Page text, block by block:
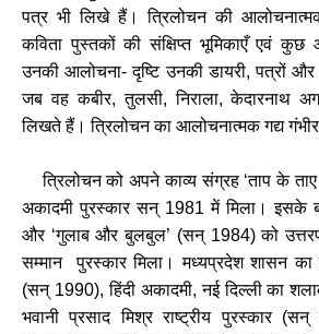
पत्र भी लिखे हैं। त्रिलोचन की
कविता पुस्तकों की संक्षिप्त भूमिकाएँ एवं कुछ
उनकी आलोचना- दृष्टि उनकी डायरी, पत्रों
जब वह कबीर, तुलसी, निराला, केदारनाथ
लिखते हैं। त्रिलोचन का आलोचनात्मक गद्य गंभीर
त्रिलोचन को अपने काव्य संग्रह ‘ताप के ताए
अकादमी पुरस्कार सन् 1981 में मिला। इसके
और ‘गुलाब और बुलबुल’ (सन् 1984) को
सम्मान पुरस्कार मिला। मध्यप्रदेश शासन का
(सन् 1990), हिंदी अकादमी, नई दिल्ली का
भवानी प्रसाद मिश्र राष्ट्रीय पुरस्कार